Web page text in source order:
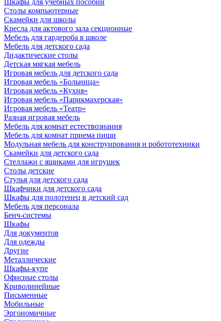
Шкафы для учебных пособий
Столы компьютерные
Скамейки для школы
Кресла для актового зала секционные
Мебель для гардероба в школе
Мебель для детского сада
Дидактические столы
Детская мягкая мебель
Игровая мебель для детского сада
Игровая мебель «Больница»
Игровая мебель «Кухня»
Игровая мебель «Парикмахерская»
Игровая мебель «Театр»
Разная игровая мебель
Мебель для комнат естествознания
Мебель для комнат приема пищи
Модульная мебель для конструирования и робототехники
Скамейки для детского сада
Стеллажи с ящиками для игрушек
Столы детские
Стулья для детского сада
Шкафчики для детского сада
Шкафы для полотенец в детский сад
Мебель для персонала
Бенч-системы
Шкафы
Для документов
Для одежды
Другие
Металлические
Шкафы-купе
Офисные столы
Криволинейные
Письменные
Мобильные
Эргономичные